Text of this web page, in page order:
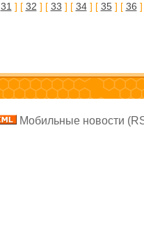
31 ] [ 32 ] [ 33 ] [ 34] [ 35] [ 36
Мобильные новости